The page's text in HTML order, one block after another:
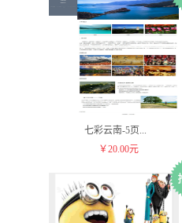
七彩云南-5页...
￥20.00元